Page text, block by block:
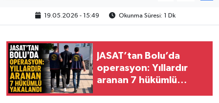
19.05.2026 - 15:49 Okunma Süresi: 1 Dk
JASAT’tan Bolu’da
operasyon: Yıllardır
aranan 7 hükümlü